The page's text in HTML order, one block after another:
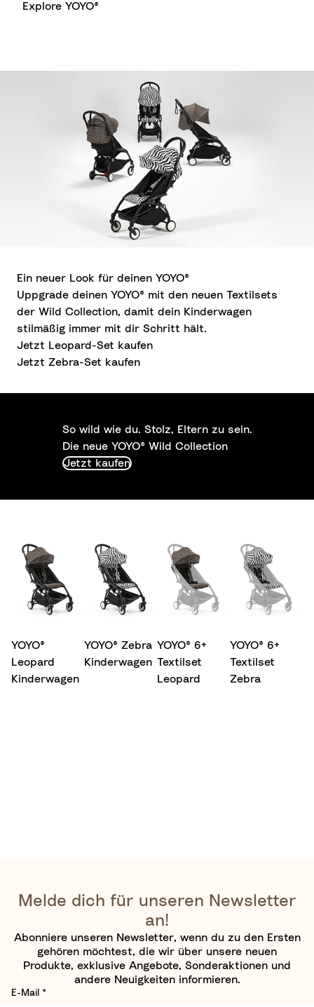
Explore YOYO®
Ein neuer Look für deinen YOYO®
Uppgrade deinen YOYO® mit den neuen Textilsets
der Wild Collection, damit dein Kinderwagen
stilmäßig immer mit dir Schritt hält.
Jetzt Leopard-Set kaufen
Jetzt Zebra-Set kaufen
So wild wie du. Stolz, Eltern zu sein.
Die neue YOYO® Wild Collection
Jetzt kaufen
YOYO®
Leopard
Kinderwagen
YOYO® Zebra
Kinderwagen
YOYO® 6+
Textilset
Leopard
YOYO® 6+
Textilset
Zebra
Melde dich für unseren Newsletter
an!
Abonniere unseren Newsletter, wenn du zu den Ersten
gehören möchtest, die wir über unsere neuen
Produkte, exklusive Angebote, Sonderaktionen und
andere Neuigkeiten informieren.
E-Mail *